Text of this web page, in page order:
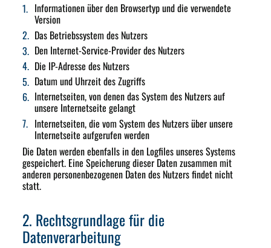
Informationen über den Browsertyp und die verwendete
Version
Das Betriebssystem des Nutzers
Den Internet-Service-Provider des Nutzers
Die IP-Adresse des Nutzers
Datum und Uhrzeit des Zugriffs
Internetseiten, von denen das System des Nutzers auf
unsere Internetseite gelangt
Internetseiten, die vom System des Nutzers über unsere
Internetseite aufgerufen werden
Die Daten werden ebenfalls in den Logfiles unseres Systems
gespeichert. Eine Speicherung dieser Daten zusammen mit
anderen personenbezogenen Daten des Nutzers findet nicht
statt.
2. Rechtsgrundlage für die
Datenverarbeitung